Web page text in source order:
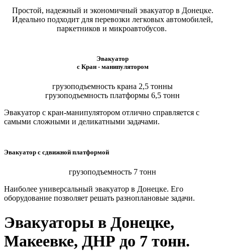
Простой, надежный и экономичный эвакуатор в Донецке.
Идеально подходит для перевозки легковых автомобилей,
паркетников и микроавтобусов.
Эвакуатор
с Кран - манипулятором
грузоподъемность крана 2,5 тонны
грузоподъемность платформы 6,5 тонн
Эвакуатор с кран-манипулятором отлично справляется с
самыми сложными и деликатными задачами.
Эвакуатор с сдвижной платформой
грузоподъемность 7 тонн
Наиболее универсальный эвакуатор в Донецке. Его
оборудование позволяет решать разноплановые задачи.
Эвакуаторы в Донецке,
Макеевке, ДНР до 7 тонн.